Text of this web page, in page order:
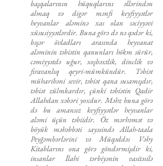
başqalarının hü­quqlarını әllәrindәn
almaq vә digәr mәnfi keyfiyyәtlәr
heyvanlar alәminә xas olan sәciyyәvi
xüsusiyyәtlәrdir. Buna görә dә nә qәdәr ki,
bәşәr övladları arasında heyvanat
alәminin tәbiәtin qanunları hökm sürür,
cәmiyyәtdә uğur, xoşbәxtlik, dinclik vә
firavanlıq qeyri-mümkündür. Tәbiәt
müharibәni sevir, tәbiәt qana susamışdır,
tәbiәt zülmkardır, çünki tәbiәtin Qadir
Allahdan xәbәri yoxdur. Mәhz buna görə
dә bu amansız keyfiyyәtlәr heyvanlar
alәmi üçün tәbiidir. Öz mәrhәmәt vә
böyük mәhәbbәti sayәsindә Allah-taala
Peyğәmbәrlәrini vә Müqәddәs Vәhy
Kitablarını ona görə göndәrmişdir ki,
insanlar İlahi tәrbiyәnin vasitәsilә